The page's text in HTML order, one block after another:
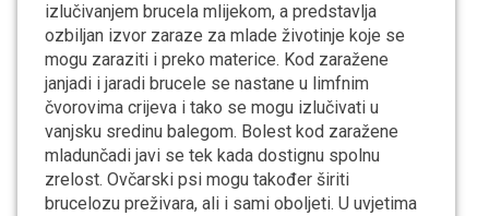
izlučivanjem brucela mlijekom, a predstavlja
ozbiljan izvor zaraze za mlade životinje koje se
mogu zaraziti i preko materice. Kod zaražene
janjadi i jaradi brucele se nastane u limfnim
čvorovima crijeva i tako se mogu izlučivati u
vanjsku sredinu balegom. Bolest kod zaražene
mladunčadi javi se tek kada dostignu spolnu
zrelost. Ovčarski psi mogu također širiti
brucelozu preživara, ali i sami oboljeti. U uvjetima